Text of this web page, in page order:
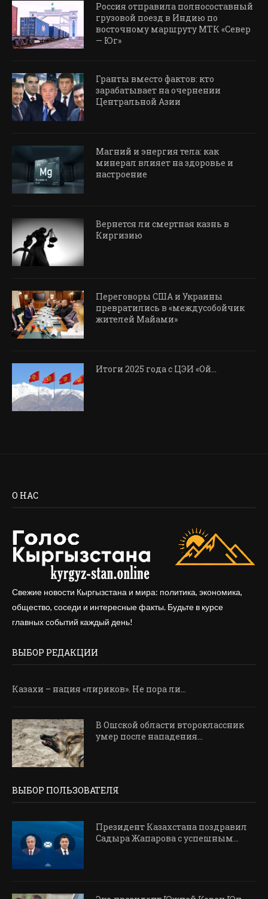
Россия отправила полносоставный
грузовой поезд в Индию по
восточному маршруту МТК «Север
— Юг»
Гранты вместо фактов: кто
зарабатывает на очернении
Центральной Азии
Магний и энергия тела: как
минерал влияет на здоровье и
настроение
Вернется ли смертная казнь в
Киргизию
Переговоры США и Украины
превратились в «междусобойчик
жителей Майами»
Итоги 2025 года с ЦЭИ «Ой…
О НАС
Свежие новости Кыргызстана и мира: политика, экономика,
общество, соседи и интересные факты. Будьте в курсе
главных событий каждый день!
ВЫБОР РЕДАКЦИИ
Казахи – нация «лириков». Не пора ли...
В Ошской области второклассник
умер после нападения...
ВЫБОР ПОЛЬЗОВАТЕЛЯ
Президент Казахстана поздравил
Садыра Жапарова с успешным...